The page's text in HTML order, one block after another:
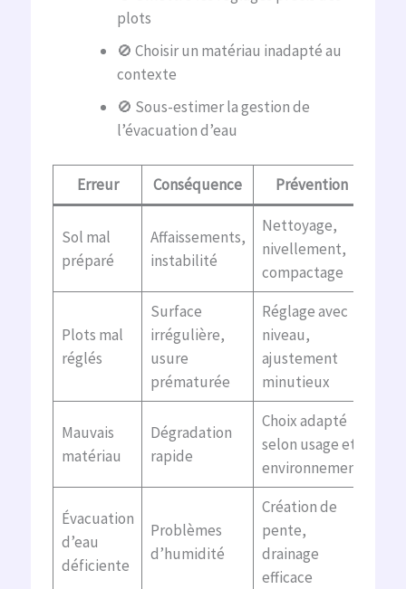
plots
🚫 Choisir un matériau inadapté au
contexte
🚫 Sous-estimer la gestion de
l’évacuation d’eau
Erreur Conséquence Prévention
Sol mal
préparé
Affaissements,
instabilité
Nettoyage,
nivellement,
compactage
Plots mal
réglés
Surface
irrégulière,
usure
prématurée
Réglage avec
niveau,
ajustement
minutieux
Mauvais
matériau
Dégradation
rapide
Choix adapté
selon usage et
environnement
Évacuation
d’eau
déficiente
Problèmes
d’humidité
Création de
pente,
drainage
efficace